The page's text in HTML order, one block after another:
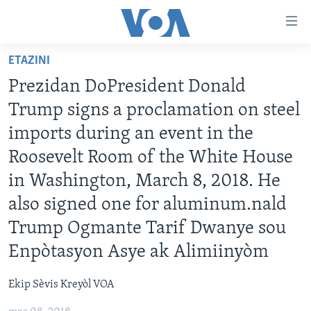
Skip
main
content
Skip
to
main
Navigation
Skip
to
Search
AMERIK LATIN
ENTÈNASYONAL
VIDEO
FLASHPOINT IKRÈN
Learning English
ETAZINI
Prezidan DoPresident Donald
Trump signs a proclamation on steel
imports during an event in the
Roosevelt Room of the White House
in Washington, March 8, 2018. He
also signed one for aluminum.nald
Trump Ogmante Tarif Dwanye sou
Enpòtasyon Asye ak Alimiinyòm
Ekip Sèvis Kreyòl VOA